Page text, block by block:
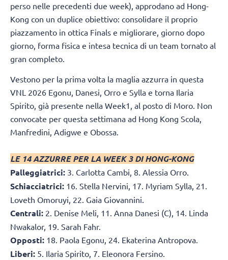
perso nelle precedenti due week), approdano ad Hong-
Kong con un duplice obiettivo: consolidare il proprio
piazzamento in ottica Finals e migliorare, giorno dopo
giorno, forma fisica e intesa tecnica di un team tornato al
gran completo.
Vestono per la prima volta la maglia azzurra in questa
VNL 2026 Egonu, Danesi, Orro e Sylla e torna Ilaria
Spirito, già presente nella Week1, al posto di Moro. Non
convocate per questa settimana ad Hong Kong Scola,
Manfredini, Adigwe e Obossa.
LE 14 AZZURRE PER LA WEEK 3 DI HONG-KONG
Palleggiatrici: 3. Carlotta Cambi, 8. Alessia Orro.
Schiacciatrici: 16. Stella Nervini, 17. Myriam Sylla, 21.
Loveth Omoruyi, 22. Gaia Giovannini.
Centrali: 2. Denise Meli, 11. Anna Danesi (C), 14. Linda
Nwakalor, 19. Sarah Fahr.
Opposti: 18. Paola Egonu, 24. Ekaterina Antropova.
Liberi: 5. Ilaria Spirito, 7. Eleonora Fersino.